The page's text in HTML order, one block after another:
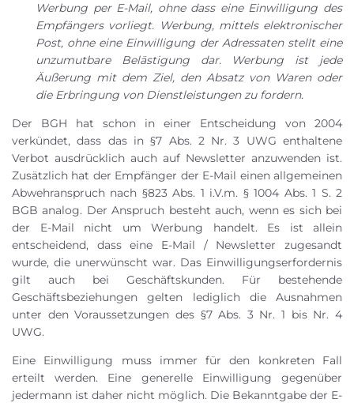
Werbung per E-Mail, ohne dass eine Einwilligung des
Empfängers vorliegt. Werbung, mittels elektronischer
Post, ohne eine Einwilligung der Adressaten stellt eine
unzumutbare Belästigung dar. Werbung ist jede
Äußerung mit dem Ziel, den Absatz von Waren oder
die Erbringung von Dienstleistungen zu fordern.
Der BGH hat schon in einer Entscheidung von 2004
verkündet, dass das in §7 Abs. 2 Nr. 3 UWG enthaltene
Verbot ausdrücklich auch auf Newsletter anzuwenden ist.
Zusätzlich hat der Empfänger der E-Mail einen allgemeinen
Abwehranspruch nach §823 Abs. 1 i.V.m. § 1004 Abs. 1 S. 2
BGB analog. Der Anspruch besteht auch, wenn es sich bei
der E-Mail nicht um Werbung handelt. Es ist allein
entscheidend, dass eine E-Mail / Newsletter zugesandt
wurde, die unerwünscht war. Das Einwilligungserfordernis
gilt auch bei Geschäftskunden. Für bestehende
Geschäftsbeziehungen gelten lediglich die Ausnahmen
unter den Voraussetzungen des §7 Abs. 3 Nr. 1 bis Nr. 4
UWG.
Eine Einwilligung muss immer für den konkreten Fall
erteilt werden. Eine generelle Einwilligung gegenüber
jedermann ist daher nicht möglich. Die Bekanntgabe der E-